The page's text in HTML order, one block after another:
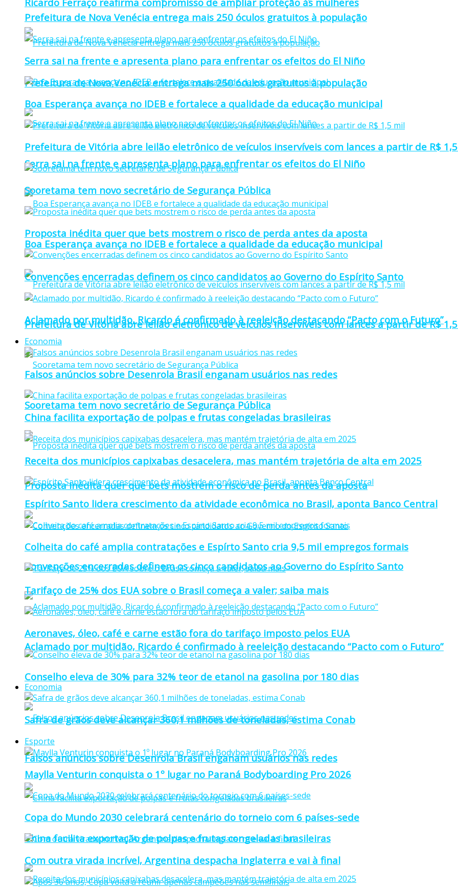
Prefeitura de Nova Venécia entrega mais 250 óculos gratuitos à população
Serra sai na frente e apresenta plano para enfrentar os efeitos do El Niño
Boa Esperança avança no IDEB e fortalece a qualidade da educação municipal
Prefeitura de Vitória abre leilão eletrônico de veículos inservíveis com lances a partir de R$
Sooretama tem novo secretário de Segurança Pública
Proposta inédita quer que bets mostrem o risco de perda antes da aposta
Convenções encerradas definem os cinco candidatos ao Governo do Espírito Santo
Aclamado por multidão, Ricardo é confirmado à reeleição destacando “Pacto com o Futuro”
Economia
Falsos anúncios sobre Desenrola Brasil enganam usuários nas redes
China facilita exportação de polpas e frutas congeladas brasileiras
Prefeitura de Nova Venécia entrega mais 250 óculos gratuitos à população
Serra sai na frente e apresenta plano para enfrentar os efeitos do El Niño
Boa Esperança avança no IDEB e fortalece a qualidade da educação municipal
Prefeitura de Vitória abre leilão eletrônico de veículos inservíveis com lances a partir de R$
Sooretama tem novo secretário de Segurança Pública
Proposta inédita quer que bets mostrem o risco de perda antes da aposta
Convenções encerradas definem os cinco candidatos ao Governo do Espírito Santo
Aclamado por multidão, Ricardo é confirmado à reeleição destacando “Pacto com o Futuro”
Economia
Falsos anúncios sobre Desenrola Brasil enganam usuários nas redes
China facilita exportação de polpas e frutas congeladas brasileiras
Receita dos municípios capixabas desacelera, mas mantém trajetória de alta em 2025
Espírito Santo lidera crescimento da atividade econômica no Brasil, aponta Banco Central
Colheita do café amplia contratações e Espírto Santo cria 9,5 mil empregos formais
Tarifaço de 25% dos EUA sobre o Brasil começa a valer; saiba mais
Aeronaves, óleo, café e carne estão fora do tarifaço imposto pelos EUA
Conselho eleva de 30% para 32% teor de etanol na gasolina por 180 dias
Safra de grãos deve alcançar 360,1 milhões de toneladas, estima Conab
Esporte
Maylla Venturin conquista o 1º lugar no Paraná Bodyboarding Pro 2026
Copa do Mundo 2030 celebrará centenário do torneio com 6 países-sede
Com outra virada incrível, Argentina despacha Inglaterra e vai à final